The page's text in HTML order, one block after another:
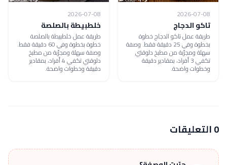
2026-07-08
تاكو الدجاج
طريقة عمل تاكو الدجاج خطوة
بخطوة وفي 25 دقيقة فقط. وصفة
سهلة ومجرّبة من مطبخ دلوقتي
تكفي 3 أفراد، بمقادير دقيقة
وخطوات واضحة.
2026-07-08
خلطبيطة بالصلصة
طريقة عمل خلطبيطة بالصلصة
خطوة بخطوة وفي 60 دقيقة فقط.
وصفة سهلة ومجرّبة من مطبخ
دلوقتي تكفي 4 أفراد، بمقادير
دقيقة وخطوات واضحة.
0 التعليقات